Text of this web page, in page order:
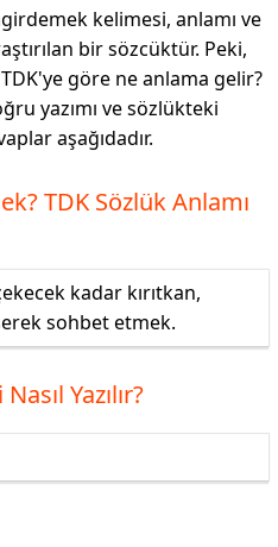
kelimesi, anlamı ve
bir sözcüktür. Peki,
göre ne anlama gelir?
yazımı ve sözlükteki
aşağıdadır.
TDK Sözlük Anlamı
kadar kırıtkan,
sohbet etmek.
Yazılır?